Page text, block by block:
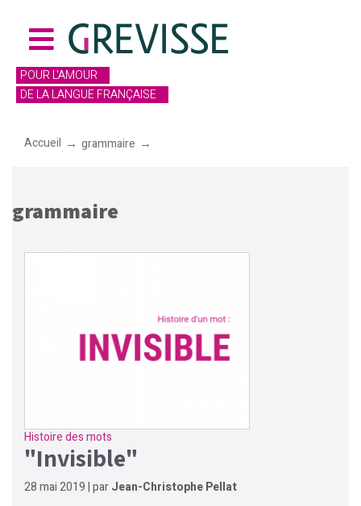
POUR L'AMOUR
DE LA LANGUE FRANÇAISE
Accueil grammaire
grammaire
Histoire des mots
"Invisible"
28 mai 2019 | parJean-Christophe Pellat